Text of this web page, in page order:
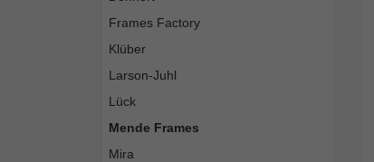
Frames Factory
Klüber
Larson-Juhl
Lück
Mende Frames
Mira